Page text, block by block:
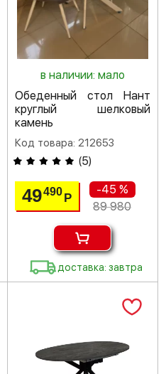
в наличии: мало
Обеденный стол Нант
круглый шелковый
камень
Код товара: 212653
(5)
49490 Р
-45 %
89 980
доставка: завтра